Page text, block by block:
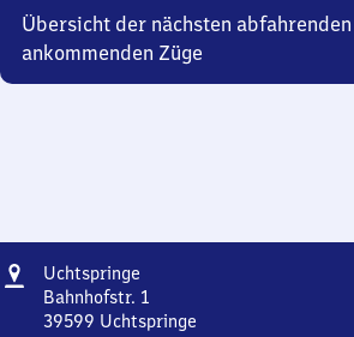
Übersicht der nächsten abfahrenden
ankommenden Züge
Adresse
Uchtspringe
Bahnhofstr. 1
39599 Uchtspringe